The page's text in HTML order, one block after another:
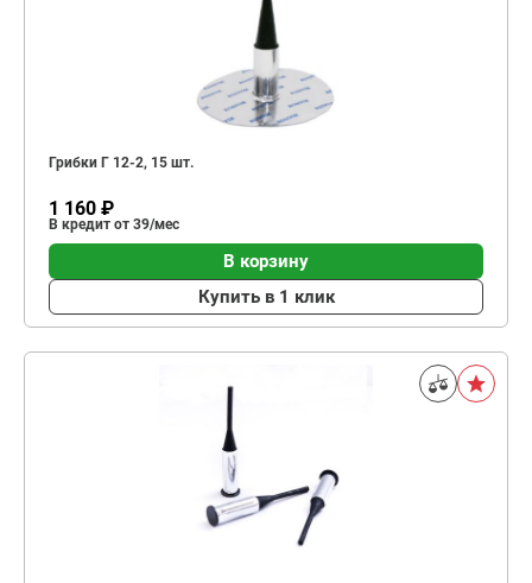
Грибки Г 12-2, 15 шт.
1 160 ₽
В кредит от 39/мес
В корзину
Купить в 1 клик